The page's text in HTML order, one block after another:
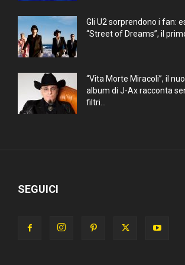
Gli U2 sorprendono i fan:
“Street of Dreams”, il
“Vita Morte Miracoli”, il
album di J-Ax racconta
filtri...
SEGUICI